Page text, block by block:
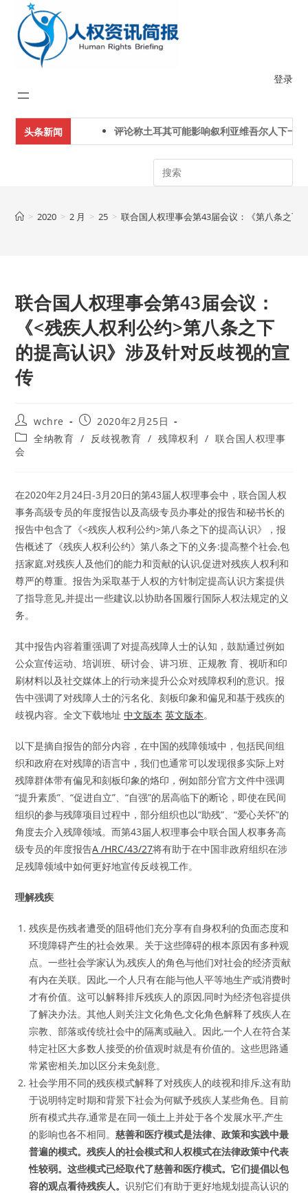
content
登录
头条新闻 评论称土耳其可能影响叙利亚维吾尔人下一代身
Search
> 2020 > 2 月 > 25 > 联合国人权理事会第43届会议：《第八条之下
联合国人权理事会第43届会议：
《<残疾人权利公约>第八条之下
的提高认识》涉及针对反歧视的宣
传
Post
author:
wchre
Post
published:
2020年2月25日
Post
category:
全纳教育 / 反歧视教育 / 残障权利 / 联合国人权理事
会
在2020年2月24日-3月20日的第43届人权理事会中，联合国人权
事务高级专员的年度报告以及高级专员办事处的报告和秘书长的
报告中包含了《<残疾人权利公约>第八条之下的提高认识》，报
告概述了《残疾人权利公约》第八条之下的义务:提高整个社会,包
括家庭,对残疾人及他们的能力和贡献的认识,促进对残疾人权利和
尊严的尊重。报告为采取基于人权的方针制定提高认识方案提供
了指导意见,并提出一些建议,以协助各国履行国际人权法规定的义
务。
其中报告内容着重强调了对提高残障人士的认知，鼓励通过例如
公众宣传运动、培训班、研讨会、讲习班、正规教 育、视听和印
刷材料以及社交媒体上的行动来提升公众对残障权利的意识。报
告中强调了对残障人士的污名化、刻板印象和偏见和基于残疾的
歧视内容。全文下载地址中文版本 英文版本。
以下是摘自报告的部分内容，在中国的残障领域中，包括民间组
织和政府在对残障的语言中，我们也通常可以发现很多实际上对
残障群体带有偏见和刻板印象的烙印，例如部分官方文件中强调
“提升素质”、“促进自立”、“自强”的居高临下的断论，即使在民间
组织的参与残障项目过程中，部分组织也以“助残”、“爱心关怀”的
角度去介入残障领域。而第43届人权理事会中联合国人权事务高
级专员的年度报告A /HRC/43/27将有助于在中国非政府组织在涉
足残障领域中如何更好地宣传反歧视工作。
理解残疾
残疾是伤残者遭受的阻碍他们充分享有自身权利的负面态度和
环境障碍产生的社会效果。关于这些障碍的根本原因有多种观
点。一些社会学家认为,残疾人的角色与他们对社会的经济贡献
有内在关联。因此,一个人只有在能与他人平等地生产或消费时
才有价值。这可以解释排斥残疾人的原因,同时为经济包容提供
了解决办法。其他人则关注文化角色,文化角色解释了残疾人在
宗教、部落或传统社会中的隔离或融入。因此,一个人在符合某
特定社区大多数人接受的价值观时就是有价值的。这些思路通
常紧密相关,加以区分未免刻意。
社会学用不同的残疾模式解释了对残疾人的歧视和排斥,这有助
于说明特定时期和背景下社会为何赋予残疾人某些角色。目前
所有模式共存,通常是在同一领土上并处于各个发展水平,产生
的影响也各不相同。慈善和医疗模式是法律、政策和实践中最
普遍的模式。残疾人的社会模式和人权模式在法律政策中代表
性较弱。这些模式已经取代了慈善和医疗模式。它们提倡以包
容的观点看待残疾人。识别它们有助于更好地规划提高认识的